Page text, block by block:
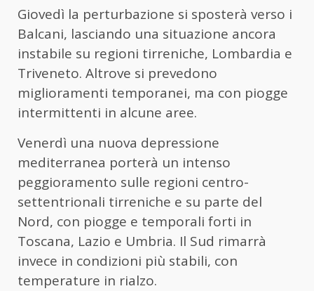
Giovedì la perturbazione si sposterà verso i
Balcani, lasciando una situazione ancora
instabile su regioni tirreniche, Lombardia e
Triveneto. Altrove si prevedono
miglioramenti temporanei, ma con piogge
intermittenti in alcune aree.
Venerdì una nuova depressione
mediterranea porterà un intenso
peggioramento sulle regioni centro-
settentrionali tirreniche e su parte del
Nord, con piogge e temporali forti in
Toscana, Lazio e Umbria. Il Sud rimarrà
invece in condizioni più stabili, con
temperature in rialzo.